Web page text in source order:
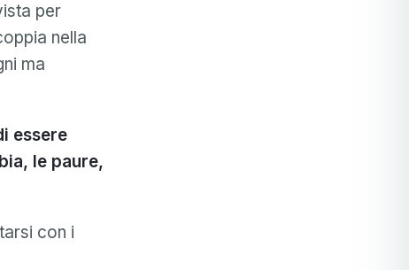
per
nella
ma
essere
le paure,
con i